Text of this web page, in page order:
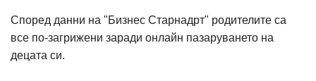
Според данни на "Бизнес Старнадрт" родителите са
все по-загрижени заради онлайн пазаруването на
децата си.